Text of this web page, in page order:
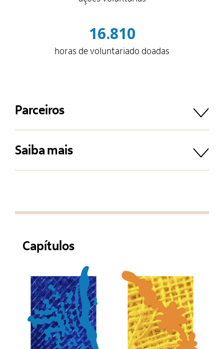
16.810
horas de voluntariado doadas
Parceiros
Saiba mais
Capítulos